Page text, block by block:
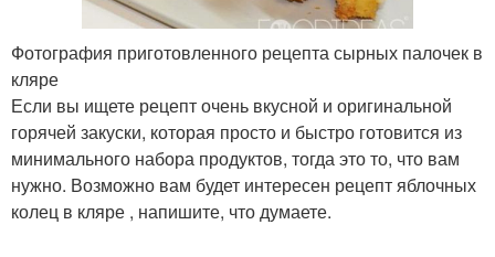
Фотография приготовленного рецепта сырных палочек в
кляре
Если вы ищете рецепт очень вкусной и оригинальной
горячей закуски, которая просто и быстро готовится из
минимального набора продуктов, тогда это то, что вам
нужно. Возможно вам будет интересен рецепт яблочных
колец в кляре , напишите, что думаете.